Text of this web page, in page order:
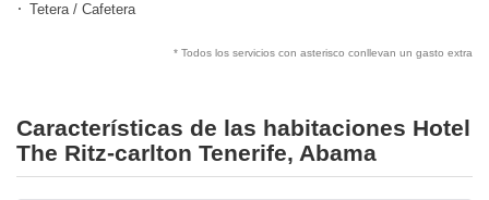
Tetera / Cafetera
* Todos los servicios con asterisco conllevan un gasto extra
Características de las habitaciones Hotel
The Ritz-carlton Tenerife, Abama